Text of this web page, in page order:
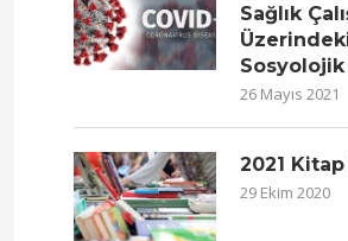
Sağlık
26 Mayıs 2021
2021 Kitap
29 Ekim 2020